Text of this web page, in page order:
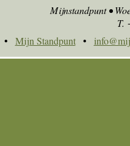
Mijnstandpunt •
T.
• Mijn Standpunt •